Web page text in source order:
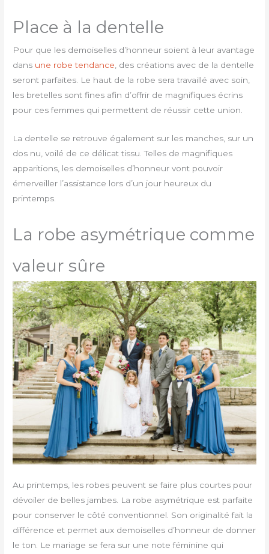
Place à la dentelle
Pour que les demoiselles d’honneur soient à leur avantage
dans une robe tendance , des créations avec de la dentelle
seront parfaites. Le haut de la robe sera travaillé avec soin,
les bretelles sont fines afin d’offrir de magnifiques écrins
pour ces femmes qui permettent de réussir cette union.
La dentelle se retrouve également sur les manches, sur un
dos nu, voilé de ce délicat tissu. Telles de magnifiques
apparitions, les demoiselles d’honneur vont pouvoir
émerveiller l’assistance lors d’un jour heureux du
printemps.
La robe asymétrique comme
valeur sûre
Au printemps, les robes peuvent se faire plus courtes pour
dévoiler de belles jambes. La robe asymétrique est parfaite
pour conserver le côté conventionnel. Son originalité fait la
différence et permet aux demoiselles d’honneur de donner
le ton. Le mariage se fera sur une note féminine qui